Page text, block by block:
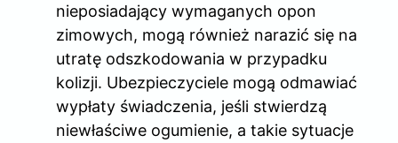
nieposiadający wymaganych opon
zimowych, mogą również narazić się na
utratę odszkodowania w przypadku
kolizji. Ubezpieczyciele mogą odmawiać
wypłaty świadczenia, jeśli stwierdzą
niewłaściwe ogumienie, a takie sytuacje